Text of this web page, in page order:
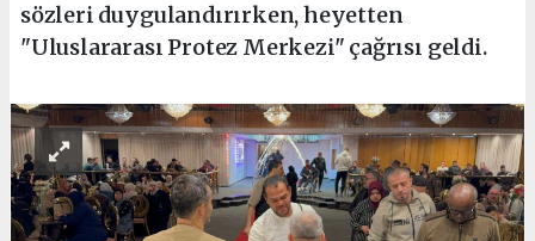
sözleri duygulandırırken, heyetten
"Uluslararası Protez Merkezi" çağrısı geldi.